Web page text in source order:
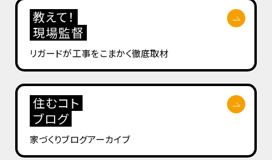
教えて！
現場監督
リガードが工事をこまかく徹底取材
住むコト
ブログ
家づくりブログアーカイブ